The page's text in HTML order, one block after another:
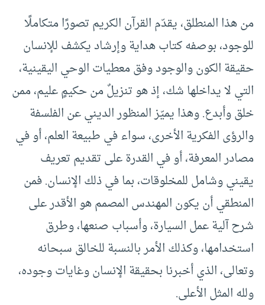
من هذا المنطلق، يقدّم القرآن الكريم تصورًا متكاملًا
للوجود، بوصفه كتاب هداية وإرشاد يكشف للإنسان
حقيقة الكون والوجود وفق معطيات الوحي اليقينية،
التي لا يداخلها شك، إذ هو تنزيلٌ من حكيمٍ عليم، ممن
خلق وأبدع. وهذا يميّز المنظور الديني عن الفلسفة
والرؤى الفكرية الأخرى، سواء في طبيعة العلم، أو في
مصادر المعرفة، أو في القدرة على تقديم تعريف
يقيني وشامل للمخلوقات، بما في ذلك الإنسان. فمن
المنطقي أن يكون المهندس المصمم هو الأقدر على
شرح آلية عمل السيارة، وأسباب صنعها، وطرق
استخدامها، وكذلك الأمر بالنسبة للخالق سبحانه
وتعالى، الذي أخبرنا بحقيقة الإنسان وغايات وجوده،
ولله المثل الأعلى.